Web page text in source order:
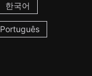
한국어
Português